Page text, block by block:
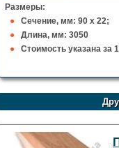
Размеры:
Сечение, мм: 90 х 22;
Длина, мм: 3050
Стоимость указана за